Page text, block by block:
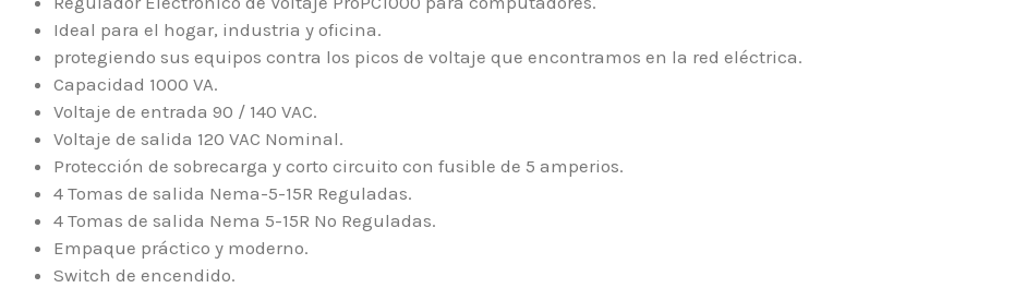
Ideal para el hogar, industria y oficina.
protegiendo sus equipos contra los picos de voltaje que encontramos en la red eléctrica.
Capacidad 1000 VA.
Voltaje de entrada 90 / 140 VAC.
Voltaje de salida 120 VAC Nominal.
Protección de sobrecarga y corto circuito con fusible de 5 amperios.
4 Tomas de salida Nema-5-15R Reguladas.
4 Tomas de salida Nema 5-15R No Reguladas.
Empaque práctico y moderno.
Switch de encendido.